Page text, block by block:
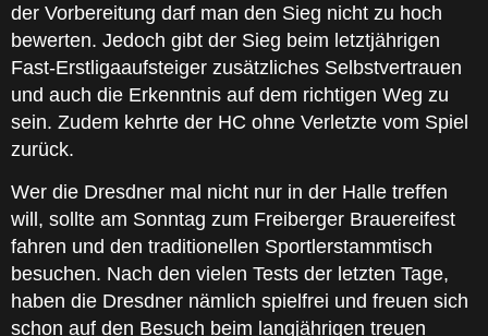
der Vorbereitung darf man den Sieg nicht zu hoch
bewerten. Jedoch gibt der Sieg beim letztjährigen
Fast-Erstligaaufsteiger zusätzliches Selbstvertrauen
und auch die Erkenntnis auf dem richtigen Weg zu
sein. Zudem kehrte der HC ohne Verletzte vom Spiel
zurück.
Wer die Dresdner mal nicht nur in der Halle treffen
will, sollte am Sonntag zum Freiberger Brauereifest
fahren und den traditionellen Sportlerstammtisch
besuchen. Nach den vielen Tests der letzten Tage,
haben die Dresdner nämlich spielfrei und freuen sich
schon auf den Besuch beim langjährigen treuen